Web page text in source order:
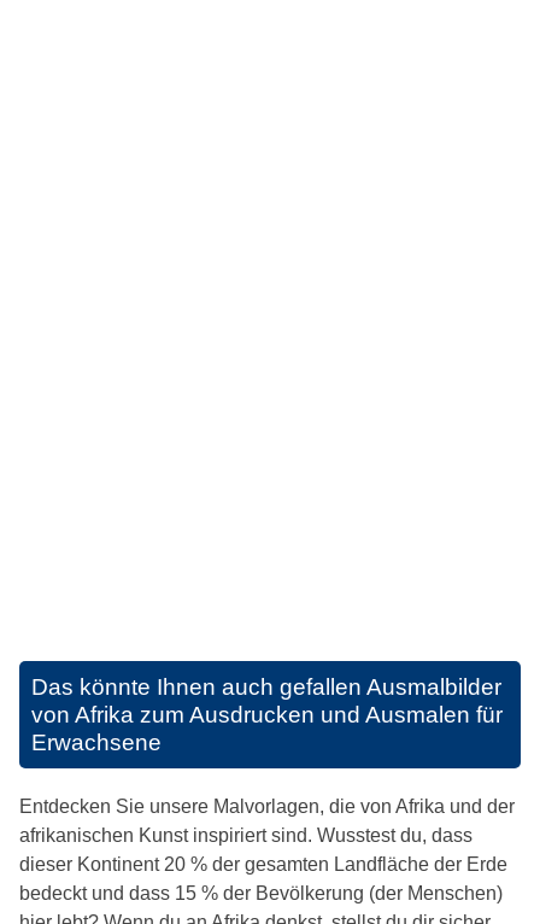
Das könnte Ihnen auch gefallen Ausmalbilder
von Afrika zum Ausdrucken und Ausmalen für
Erwachsene
Entdecken Sie unsere Malvorlagen, die von Afrika und der
afrikanischen Kunst inspiriert sind. Wusstest du, dass
dieser Kontinent 20 % der gesamten Landfläche der Erde
bedeckt und dass 15 % der Bevölkerung (der Menschen)